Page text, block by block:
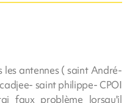
les antennes ( saint André-
saint philippe- CPOI
faux problème lorsqu'il